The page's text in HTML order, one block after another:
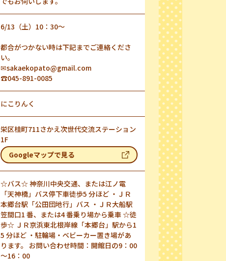
6/13（土）10：30～
都合がつかない時は下記までご連絡くださ
い。
✉sakaekopato@gmail.com
☎045-891-0085
にこりんく
栄区桂町711さかえ次世代交流ステーション
1F
Googleマップで見る
☆バス☆ 神奈川中央交通、または江ノ電
「天神橋」バス停下車徒歩5 分ほど ・ＪＲ
本郷台駅「公田団地行」バス ・ＪＲ大船駅
笠間口1 番、または4 番乗り場から乗車 ☆徒
歩☆ ＪＲ京浜東北根岸線「本郷台」駅から1
5 分ほど ・駐輪場・ベビーカー置き場があ
ります。 お問い合わせ時間：開館日の9：00
～16：00